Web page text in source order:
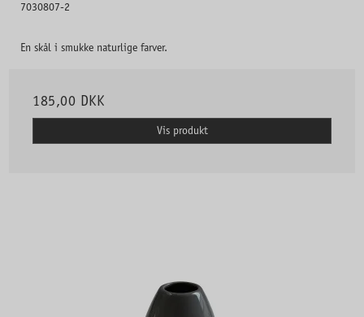
7030807-2
En skål i smukke naturlige farver.
185,00 DKK
Vis produkt